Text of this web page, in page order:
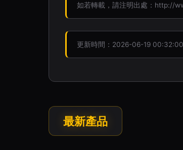
如若轉載，請注明出處：http://
更新時間：2026-06-19 00:32:00
最新產品